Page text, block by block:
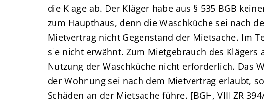
die Klage ab. Der Kläger habe aus § 535 BGB
zum Haupthaus, denn die Waschküche sei nach
Mietvertrag nicht Gegenstand der Mietsache. Im
sie nicht erwähnt. Zum Mietgebrauch des Klägers
Nutzung der Waschküche nicht erforderlich. Das
der Wohnung sei nach dem Mietvertrag erlaubt,
Schäden an der Mietsache führe. [BGH, VIII ZR